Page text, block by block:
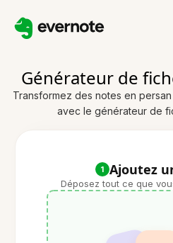
Générateur de
Transformez des notes en
avec le générateur de
1 Ajoutez
Déposez tout ce que